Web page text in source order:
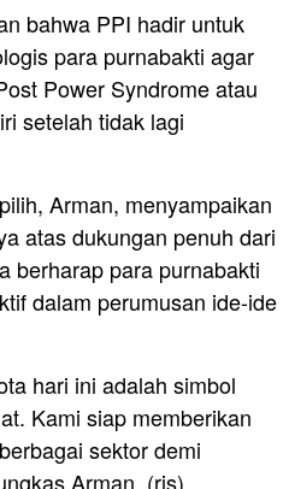
bahwa PPI hadir untuk
para purnabakti agar
Power Syndrome atau
setelah tidak lagi
Arman, menyampaikan
atas dukungan penuh dari
berharap para purnabakti
dalam perumusan ide-ide
hari ini adalah simbol
Kami siap memberikan
sektor demi
Arman. (ris)